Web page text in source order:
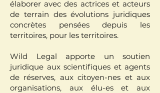
élaborer avec des actrices et acteurs
de terrain des évolutions juridiques
concrètes pensées depuis les
territoires, pour les territoires.
Wild Legal apporte un soutien
juridique aux scientifiques et agents
de réserves, aux citoyen-nes et aux
organisations, aux élu-es et aux